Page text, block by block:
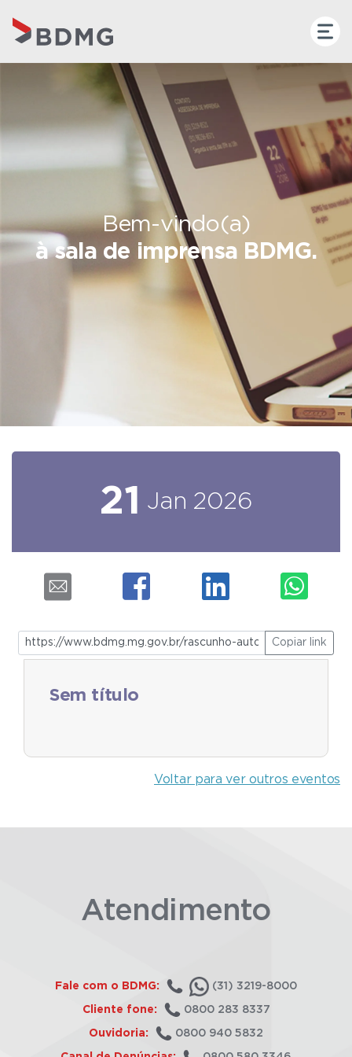
Bem-vindo(a)
à sala de imprensa BDMG.
21 Jan 2026
Copiar link
Sem título
Voltar para ver outros eventos
Atendimento
Fale com o BDMG: (31) 3219-8000
Cliente fone: 0800 283 8337
Ouvidoria: 0800 940 5832